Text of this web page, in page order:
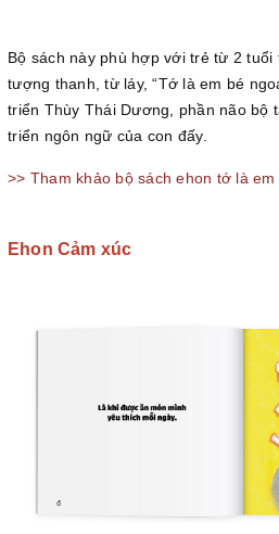
Bộ sách này phù hợp với trẻ từ 2
tượng thanh, từ láy, “Tớ là em bé
triển Thùy Thái Dương, phần não bộ
triển ngôn ngữ của con đấy.
>> Tham khảo bộ sách ehon tớ là em
Ehon Cảm xúc